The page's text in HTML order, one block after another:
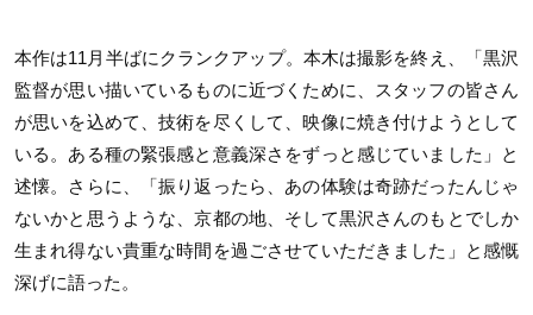
本作は11月半ばにクランクアップ。本木は撮影を終え、「黒沢
監督が思い描いているものに近づくために、スタッフの皆さん
が思いを込めて、技術を尽くして、映像に焼き付けようとして
いる。ある種の緊張感と意義深さをずっと感じていました」と
述懐。さらに、「振り返ったら、あの体験は奇跡だったんじゃ
ないかと思うような、京都の地、そして黒沢さんのもとでしか
生まれ得ない貴重な時間を過ごさせていただきました」と感慨
深げに語った。